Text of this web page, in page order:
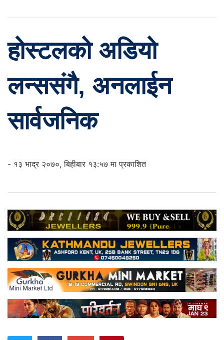
होस्टलको अडियो
लन्ससंगै, अनलाईन
सार्वजनिक
- १३ भाद्र २०७०, बिहीबार १३:५७ मा प्रकाशित